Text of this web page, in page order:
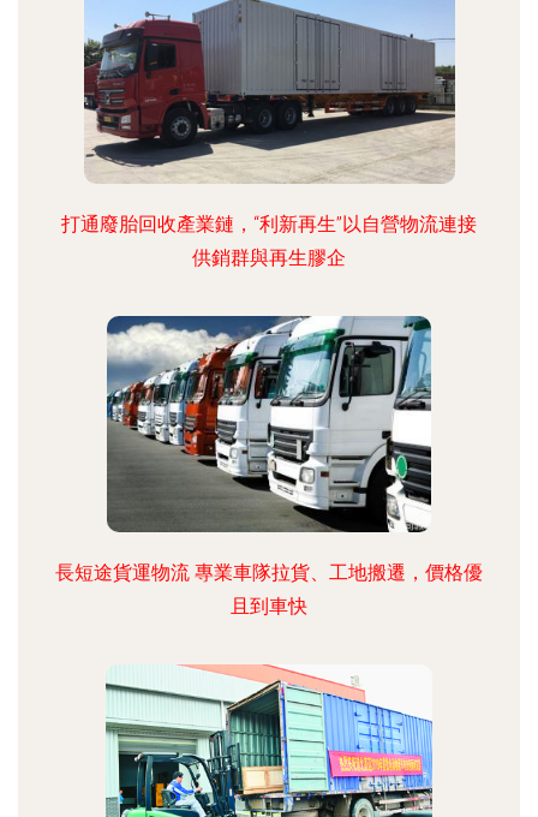
打通廢胎回收產業鏈，“利新再生”以自營物流連接
供銷群與再生膠企
長短途貨運物流 專業車隊拉貨、工地搬遷，價格優
且到車快